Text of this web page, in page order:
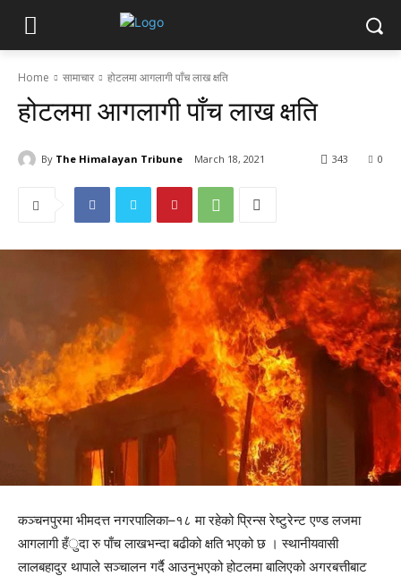
Home सामाचार होटलमा आगलागी पाँच लाख क्षति
होटलमा आगलागी पाँच लाख क्षति
By The Himalayan Tribune March 18, 2021 0
343
कञ्चनपुरमा भीमदत्त नगरपालिका–१८ मा रहेको प्रिन्स रेष्टुरेन्ट एण्ड लजमा
आगलागी हँुदा रु पाँच लाखभन्दा बढीको क्षति भएको छ । स्थानीयवासी
लालबहादुर थापाले सञ्चालन गर्दै आउनुभएको होटलमा बालिएको अगरबत्तीबाट